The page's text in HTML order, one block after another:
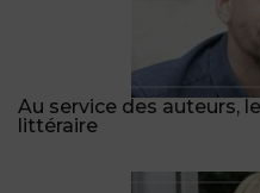
Au service des auteurs,
littéraire